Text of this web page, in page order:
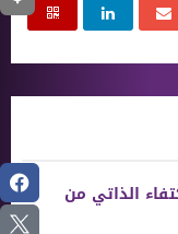
الذاتي من